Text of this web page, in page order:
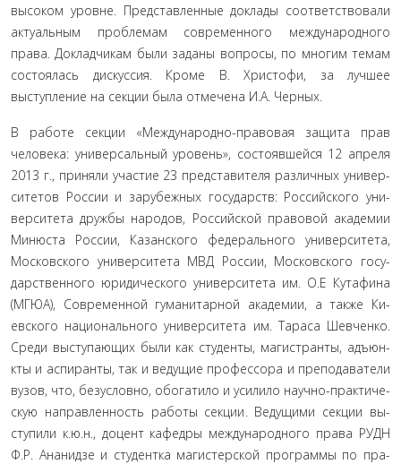
высоком уровне. Представленные доклады соответствовали
актуальным проблемам современного международного
права. Докладчикам были заданы вопросы, по многим темам
состоя­лась дискуссия. Кроме В. Христофи, за лучшее
выступление на секции была отмечена И.А. Черных.
В работе секции «Международно-правовая защита прав
человека: универсальный уровень», состоявшейся 12 апреля
2013 г., приняли участие 23 представителя различных универ­
ситетов России и зарубежных государств: Российского уни­
верситета дружбы народов, Российской правовой академии
Минюста России, Казанского федерального университета,
Московского университета МВД России, Московского госу­
дарственного юридического университета им. О.Е Кутафина
(МГЮА), Современной гуманитарной академии, а также Ки­
евского национального университета им. Тараса Шевченко.
Среди выступающих были как студенты, магистранты, адъюн­
кты и аспиранты, так и ведущие профессора и преподаватели
вузов, что, безусловно, обогатило и усилило научно-практиче­
скую направленность работы секции. Ведущими секции вы­
ступили к.ю.н., доцент кафедры международного права РУДН
Ф.Р. Ананидзе и студентка магистерской программы по пра­